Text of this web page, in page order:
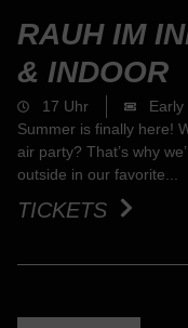
RAUH IM
& INDOOR
17 Uhr
Early
Summer is finally here!
air party? That’s why
outside in our favorite...
TICKETS